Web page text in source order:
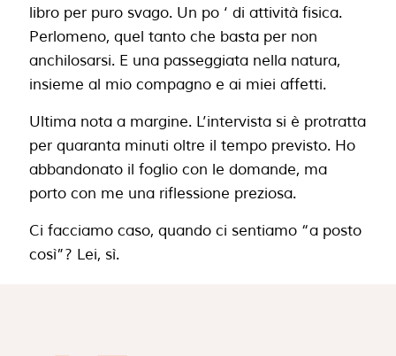
libro per puro svago. Un po ‘ di attività fisica.
Perlomeno, quel tanto che basta per non
anchilosarsi. E una passeggiata nella natura,
insieme al mio compagno e ai miei affetti.
Ultima nota a margine. L’intervista si è protratta
per quaranta minuti oltre il tempo previsto. Ho
abbandonato il foglio con le domande, ma
porto con me una riflessione preziosa.
Ci facciamo caso, quando ci sentiamo “a posto
così”? Lei, sì.